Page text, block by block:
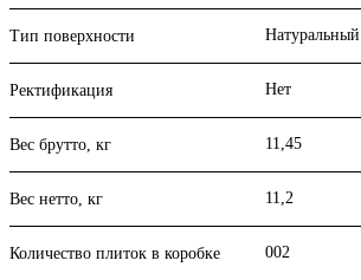
Тип поверхности Натуральный
Ректификация Нет
Вес брутто, кг 11,45
Вес нетто, кг 11,2
Количество плиток в коробке 002